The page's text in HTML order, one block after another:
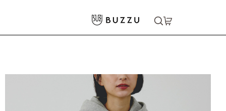
パーカー・スウェット >パーカー
12.0oz ヘビーウェイト スウェットプルオーバーパーカー（裏起毛）